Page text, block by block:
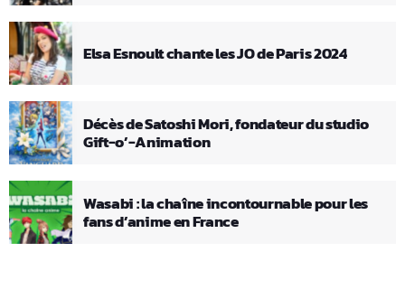
Elsa Esnoult chante les JO de Paris 2024
Décès de Satoshi Mori, fondateur du studio
Gift-o’-Animation
Wasabi : la chaîne incontournable pour les
fans d’anime en France